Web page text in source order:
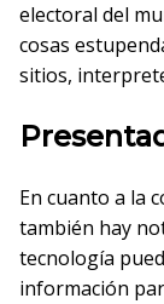
electoral del
cosas
sitios,
En cuanto a la
también hay
tecnología
información